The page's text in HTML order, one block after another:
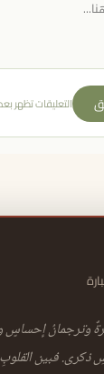
التعليقات تظهر
وترجمانُ إحساسٍ
ذكرى. فبين